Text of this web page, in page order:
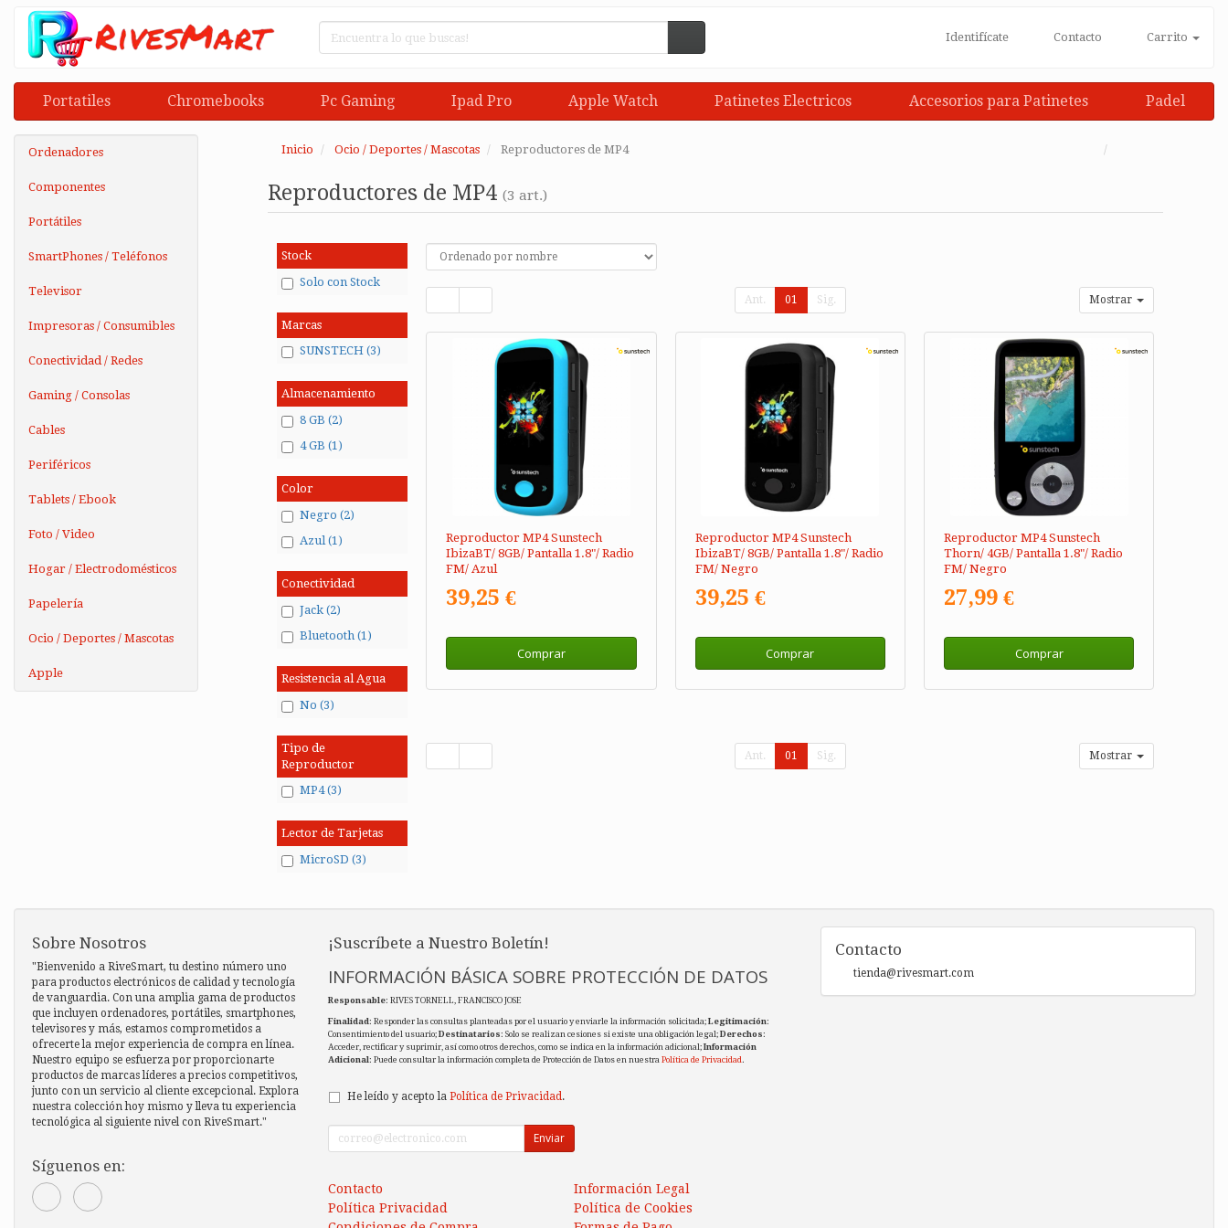
Identifícate Contacto Carrito
Portatiles Chromebooks Pc Gaming Ipad Pro Apple Watch Patinetes Electricos Accesorios para Patinetes Padel
Ordenadores
Componentes
Portátiles
SmartPhones / Teléfonos
Televisor
Impresoras / Consumibles
Conectividad / Redes
Gaming / Consolas
Cables
Periféricos
Tablets / Ebook
Foto / Video
Hogar / Electrodomésticos
Papelería
Ocio / Deportes / Mascotas
Apple
Inicio Ocio / Deportes / Mascotas Reproductores de MP4
Reproductores de MP4 (3 art.)
Stock
Solo con Stock
Marcas
SUNSTECH (3)
Almacenamiento
8 GB (2)
4 GB (1)
Color
Negro (2)
Azul (1)
Conectividad
Jack (2)
Bluetooth (1)
Resistencia al Agua
No (3)
Tipo de
Reproductor
MP4 (3)
Lector de Tarjetas
MicroSD (3)
Ant. 01 Sig. Mostrar
Reproductor MP4 Sunstech
IbizaBT/ 8GB/ Pantalla 1.8"/ Radio
FM/ Azul
39,25 €
Comprar
Reproductor MP4 Sunstech
IbizaBT/ 8GB/ Pantalla 1.8"/ Radio
FM/ Negro
39,25 €
Comprar
Reproductor MP4 Sunstech
Thorn/ 4GB/ Pantalla 1.8"/ Radio
FM/ Negro
27,99 €
Comprar
Ant. 01 Sig. Mostrar
Sobre Nosotros
"Bienvenido a RiveSmart, tu destino número uno
para productos electrónicos de calidad y tecnología
de vanguardia. Con una amplia gama de productos
que incluyen ordenadores, portátiles, smartphones,
televisores y más, estamos comprometidos a
ofrecerte la mejor experiencia de compra en línea.
Nuestro equipo se esfuerza por proporcionarte
productos de marcas líderes a precios competitivos,
junto con un servicio al cliente excepcional. Explora
nuestra colección hoy mismo y lleva tu experiencia
tecnológica al siguiente nivel con RiveSmart."
Síguenos en:
¡Suscríbete a Nuestro Boletín!
INFORMACIÓN BÁSICA SOBRE PROTECCIÓN DE DATOS
Responsable: RIVES TORNELL, FRANCISCO JOSE
Finalidad: Responder las consultas planteadas por el usuario y enviarle la información solicitada;Legitimación:
Consentimiento del usuario;Destinatarios: Solo se realizan cesiones si existe una obligación legal;Derechos:
Acceder, rectificar y suprimir, así como otros derechos, como se indica en la información adicional;Información
Adicional: Puede consultar la información completa de Protección de Datos en nuestra Política de Privacidad.
He leído y acepto la Política de Privacidad .
Enviar
Contacto
Información Legal
Política Privacidad
Política de Cookies
Contacto
tienda@rivesmart.com